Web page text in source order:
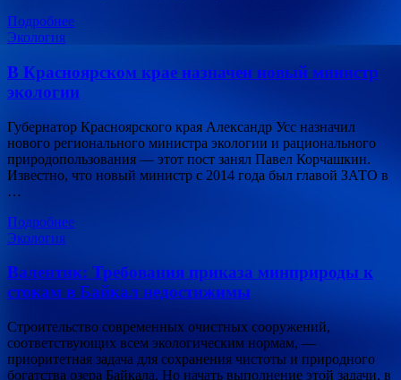
Подробнее
Экология
В Красноярском крае назначен новый министр
экологии
Губернатор Красноярского края Александр Усс назначил
нового регионального министра экологии и рационального
природопользования — этот пост занял Павел Корчашкин.
Известно, что новый министр с 2014 года был главой ЗАТО в
…
Подробнее
Экология
Валентик: Требования приказа минприроды к
стокам в Байкал недостижимы
Строительство современных очистных сооружений,
соответствующих всем экологическим нормам, —
приоритетная задача для сохранения чистоты и природного
богатства озера Байкала. Но начать выполнение этой задачи, в